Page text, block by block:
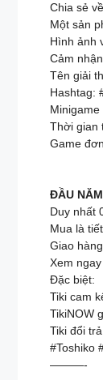
Chia sẻ
Một sản
Hình ảnh
Cảm
Tên giải
Hashtag:
Thời gian
Game
ĐẦU
Duy nhất
Mua là
Giao
Xem
Đặc biệt:
Tiki cam
TikiNOW
Tiki đổi
#Toshiko
———-